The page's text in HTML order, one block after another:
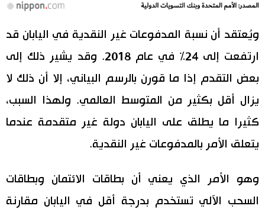
ويُعتقد أن نسبة المدفوعات غير النقدية في اليابان قد
ارتفعت إلى 24% في عام 2018. وقد يشير ذلك إلى
بعض التقدم إذا ما قورن بالرسم البياني، إلا أن ذلك لا
يزال أقل بكثير من المتوسط العالمي. ولهذا السبب،
كثيرا ما يطلق على اليابان دولة غير متقدمة عندما
يتعلق الأمر بالمدفوعات غير النقدية.
وهو الأمر الذي يعني أن بطاقات الائتمان وبطاقات
السحب الآلي تستخدم بدرجة أقل في اليابان مقارنة